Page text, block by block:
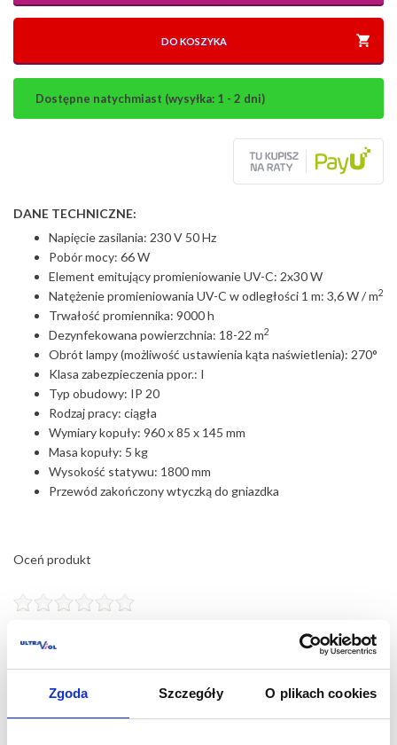
Zgoda Szczegóły O plikach cookies
DO KOSZYKA
Dostępne natychmiast (wysyłka: 1 - 2 dni)
DANE TECHNICZNE:
Napięcie zasilania: 230 V 50 Hz
Pobór mocy: 66 W
Element emitujący promieniowanie UV-C: 2x30 W
Natężenie promieniowania UV-C w odległości 1 m: 3,6 W / m2
Trwałość promiennika: 9000 h
Dezynfekowana powierzchnia: 18-22 m2
Obrót lampy (możliwość ustawienia kąta naświetlenia): 270°
Klasa zabezpieczenia ppor.: I
Typ obudowy: IP 20
Rodzaj pracy: ciągła
Wymiary kopuły: 960 x 85 x 145 mm
Masa kopuły: 5 kg
Wysokość statywu: 1800 mm
Przewód zakończony wtyczką do gniazdka
Oceń produkt
Aby ocenić produkt, musisz się